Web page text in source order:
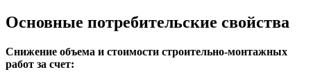
Основные потребительские свойства
Снижение объема и стоимости строительно-монтажных
работ за счет: